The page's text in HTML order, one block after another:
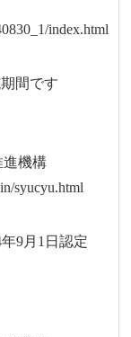
index.html
間です
機構
syucyu.html
9月1日認定